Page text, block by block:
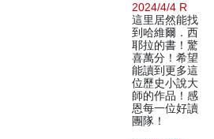
2024/4/4 R
這里居然能找
到哈維爾．西
耶拉的書！驚
喜萬分！希望
能讀到更多這
位歷史小說大
師的作品！感
恩每一位好讀
團隊！